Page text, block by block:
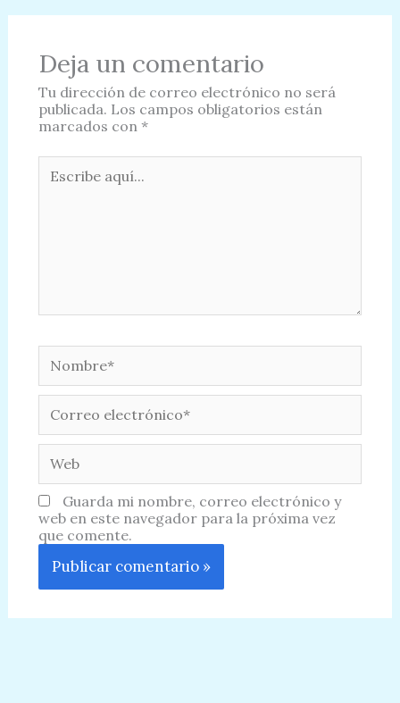
Deja un comentario
Tu dirección de correo electrónico no será
publicada. Los campos obligatorios están
marcados con *
Escribe
aquí...
Nombre*
Correo
electrónico*
Web
Guarda mi nombre, correo electrónico y
web en este navegador para la próxima vez
que comente.